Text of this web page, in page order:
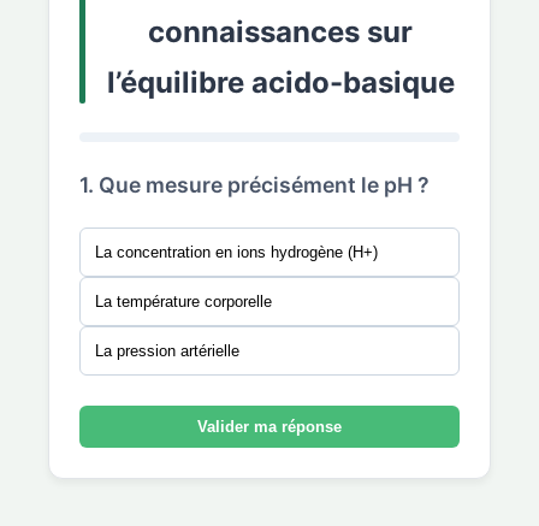
connaissances sur
l’équilibre acido-basique
1. Que mesure précisément le pH ?
La concentration en ions hydrogène (H+)
La température corporelle
La pression artérielle
Valider ma réponse